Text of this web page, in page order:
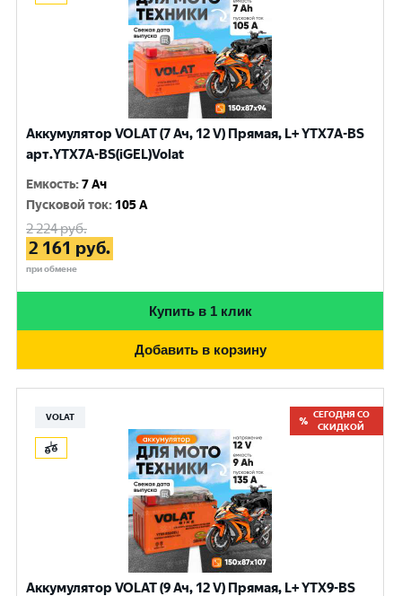
Аккумулятор VOLAT (7 Ач, 12 V) Прямая, L+ YTX7A-BS
арт.YTX7A-BS(iGEL)Volat
Емкость:7 Ач
Пусковой ток: 105 A
2 224руб.
2 161 руб.
при обмене
Купить в 1 клик
Добавить в корзину
VOLAT
СЕГОДНЯ СО
СКИДКОЙ
Аккумулятор VOLAT (9 Ач, 12 V) Прямая, L+ YTX9-BS